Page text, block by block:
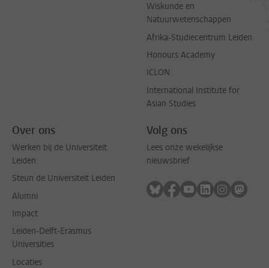
Wiskunde en
Natuurwetenschappen
Afrika-Studiecentrum Leiden
Honours Academy
ICLON
International Institute for
Asian Studies
Over ons
Werken bij de Universiteit
Leiden
Steun de Universiteit Leiden
Alumni
Impact
Leiden-Delft-Erasmus
Universities
Locaties
Volg ons
Lees onze wekelijkse
nieuwsbrief
Volg ons op bluesky
Volg ons op facebook
Volg ons op
Volg ons op
Volg ons
Volg